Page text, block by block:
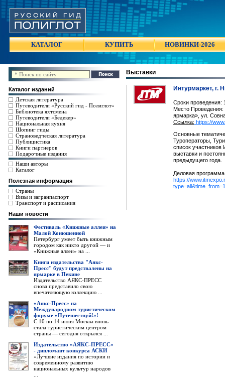
КАТАЛОГ КУПИТЬ НОВИНКИ-2026
Каталог изданий
Детская литература
Путеводители «Русский гид - Полиглот»
Библиотека яхтсмена
Путеводители «Бедекер»
Национальная кухня
Шопинг гиды
Страноведческая литература
Публицистика
Книги партнеров
Подарочные издания
Наши авторы
Каталог
Полезная информация
Страны
Визы и загранпаспорт
Транспорт и расписания
Наши новости
Фестиваль «Книжные аллеи» на
Малой Конюшенной
Петербург умеет быть книжным
городом как никто другой — и
«Книжные аллеи» на ...
Книги издательства "Аякс-
Пресс" будут предствалены на
ярмарке в Пекине
Издательство АЯКС-ПРЕСС
снова представило свою
впечатляющую коллекцию ...
«Аякс-Пресс» на
Международном туристическом
форуме «Путешествуй!»!
С 10 по 14 июня Москва вновь
стала туристическим центром
страны — сегодня открылся ...
Издательство «АЯКС-ПРЕСС»
- дипломант конкурса АСКИ
«Лучшие издания по истории и
современному развитию
национальных культур народов
Выставки
Интурмаркет, г.
Сроки проведения:
Место Проведения:
ярмарка», ул.
Ссылка: https://
Основные
Туроператоры,
список
выставки и
предыдущего года.
Деловая
https://